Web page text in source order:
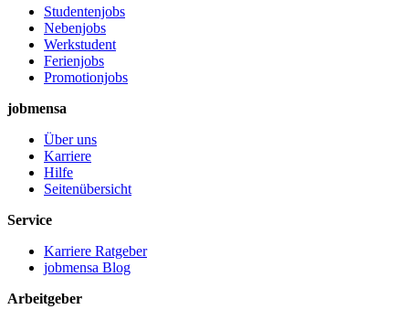
Studentenjobs
Nebenjobs
Werkstudent
Ferienjobs
Promotionjobs
jobmensa
Über uns
Karriere
Hilfe
Seitenübersicht
Service
Karriere Ratgeber
jobmensa Blog
Arbeitgeber